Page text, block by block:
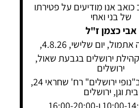
אנו מודיעים על פטירתו
של בני ואחי
אבי כצמן ז"ל
יום שלישי, 4.8.26,
קהילת ירושלים בגבעת שאול,
ירושלים
יושבים שבעה ב"נופי ירושלים" רח' שחראי 24,
בית וגן, ירושלים